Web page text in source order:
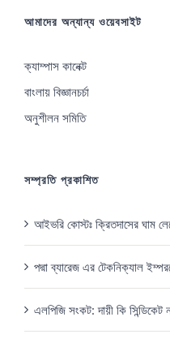
আমাদের অন্যান্য ওয়েবসাইট
ক্যাম্পাস কানেক্ট
বাংলায় বিজ্ঞানচর্চা
অনুশীলন সমিতি
সম্প্রতি প্রকাশিত
আইভরি কোস্টঃ ক্রিতদাসের ঘাম
পদ্মা ব্যারেজ এর টেকনিক্যাল
এলপিজি সংকট: দায়ী কি